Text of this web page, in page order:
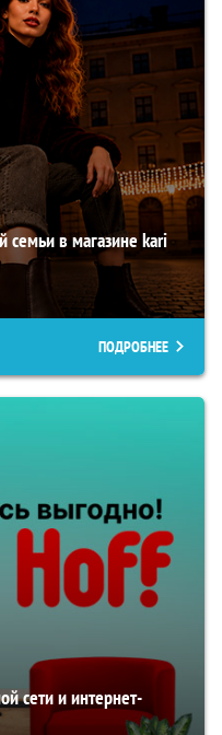
семьи в магазине kari
ПОДРОБНЕЕ
сети и интернет-